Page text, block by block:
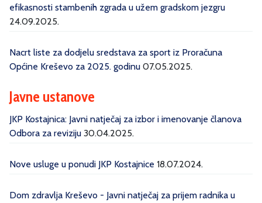
efikasnosti stambenih zgrada u užem gradskom jezgru
24.09.2025.
Nacrt liste za dodjelu sredstava za sport iz Proračuna
Općine Kreševo za 2025. godinu 07.05.2025.
Javne ustanove
JKP Kostajnica: Javni natječaj za izbor i imenovanje članova
Odbora za reviziju 30.04.2025.
Nove usluge u ponudi JKP Kostajnice 18.07.2024.
Dom zdravlja Kreševo - Javni natječaj za prijem radnika u